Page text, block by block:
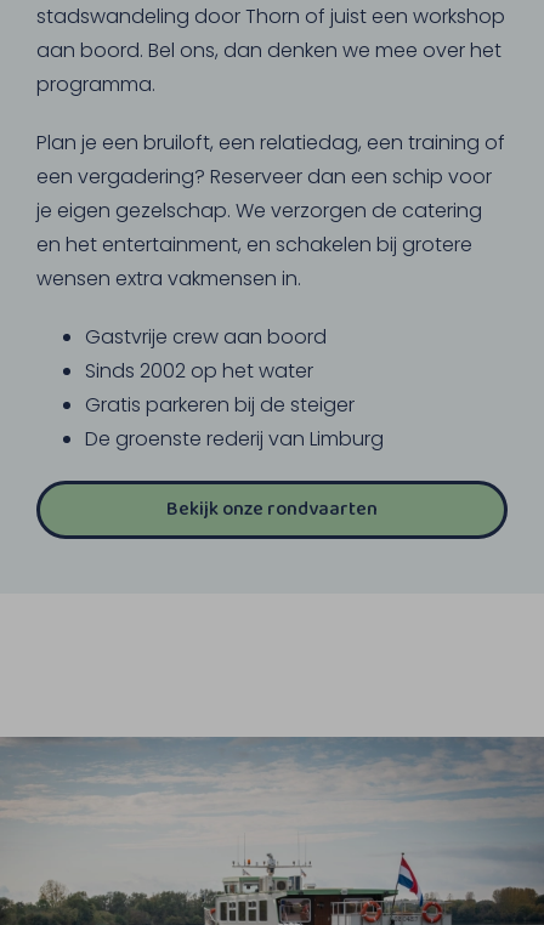
stadswandeling door Thorn of juist een workshop
aan boord. Bel ons, dan denken we mee over het
programma.
Plan je een bruiloft, een relatiedag, een training of
een vergadering? Reserveer dan een schip voor
je eigen gezelschap. We verzorgen de catering
en het entertainment, en schakelen bij grotere
wensen extra vakmensen in.
Gastvrije crew aan boord
Sinds 2002 op het water
Gratis parkeren bij de steiger
De groenste rederij van Limburg
Bekijk onze rondvaarten